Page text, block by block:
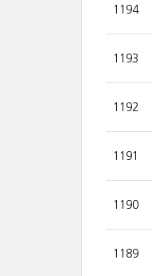
1194
1193
1192
1191
1190
1189